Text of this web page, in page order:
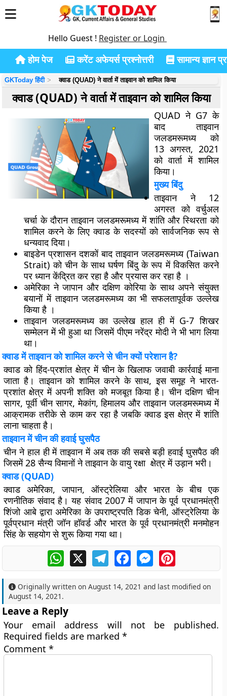
Hello Guest ! Register or Login
होम पेज करेंट अफेयर्स प्रश्नोत्तरी सामान्य ज्ञान
GKToday हिंदी क्वाड (QUAD) ने वार्ता में ताइवान को शामिल किया
क्वाड (QUAD) ने वार्ता में ताइवान को शामिल किया
QUAD ने G7 के
बाद ताइवान
जलडमरूमध्य को
13 अगस्त, 2021
को वार्ता में शामिल
किया।
मुख्य बिंदु
ताइवान ने 12
अगस्त को वर्चुअल
चर्चा के दौरानताइवान जलडमरूमध्यमें शांति और स्थिरता को
शामिल करने के लिए क्वाड के सदस्यों को सार्वजनिक रूप से
धन्यवाद दिया।
बाइडेन प्रशासन दशकों बादताइवान जलडमरूमध्य (Taiwan
Strait) को चीन के साथ घर्षण बिंदु के रूप में विकसित करने
पर ध्यान केंद्रित कर रहा है और प्रयास कर रहा है ।
अमेरिका ने जापान और दक्षिण कोरिया के साथ अपने संयुक्त
बयानों मेंताइवान जलडमरूमध्यका भी सफलतापूर्वक उल्लेख
किया है ।
ताइवान जलडमरूमध्य का उल्लेख हाल ही में G-7 शिखर
सम्मेलन में भी हुआ था जिसमें पीएम नरेंद्र मोदी ने भी भाग लिया
था।
क्वाड में ताइवान को शामिल करने से चीन क्यों परेशान है?
क्वाड को हिंद-प्रशांत क्षेत्र में चीन के खिलाफ जवाबी कार्रवाई माना
जाता है। ताइवान को शामिल करने के साथ, इस समूह ने भारत-
प्रशांत क्षेत्र में अपनी शक्ति को मजबूत किया है। चीन दक्षिण चीन
सागर, पूर्वी चीन सागर, मेकांग, हिमालय और ताइवान जलडमरूमध्य में
आक्रामक तरीके से काम कर रहा है जबकि क्वाड इस क्षेत्र में शांति
लाना चाहता है।
ताइवान में चीन की हवाई घुसपैठ
चीन ने हाल ही में ताइवान में अब तक की सबसे बड़ी हवाई घुसपैठ की
जिसमें 28 सैन्य विमानों ने ताइवान के वायु रक्षा क्षेत्र में उड़ान भरी।
क्वाड (QUAD)
क्वाड अमेरिका, जापान, ऑस्ट्रेलिया और भारत के बीच एक
रणनीतिक संवाद है। यह संवाद 2007 में जापान के पूर्व प्रधानमंत्री
शिंजो आबे द्वारा अमेरिका के उपराष्ट्रपति डिक चेनी, ऑस्ट्रेलिया के
पूर्वप्रधान मंत्री जॉन हॉवर्ड और भारत के पूर्व प्रधानमंत्री मनमोहन
सिंह के सहयोग से शुरू किया गया था।
WhatsApp
X TelegramFacebookMessengerPinterest
Originally written onAugust 14, 2021 and last modified on
August 14, 2021 .
Leave a Reply
Your email address will not be published.
Required fields are marked*
Comment*